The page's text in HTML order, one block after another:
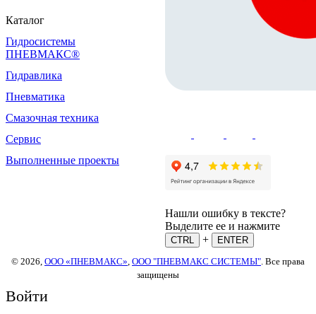
Каталог
Гидросистемы
ПНЕВМАКС®
Гидравлика
Пневматика
Смазочная техника
Сервис
Выполненные проекты
Нашли ошибку в тексте?
Выделите ее и нажмите
CTRL +
ENTER
© 2026, ООО «ПНЕВМАКС», ООО "ПНЕВМАКС СИСТЕМЫ". Все права
защищены
Войти